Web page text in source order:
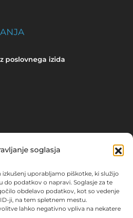
soglasja
uporabljamo piškotke, ki služijo
do podatkov o napravi. Soglasje za te
obdelavo podatkov, kot so vedenje
ji, na tem spletnem mestu.
lahko negativno vpliva na nekatere
poslovnega izida